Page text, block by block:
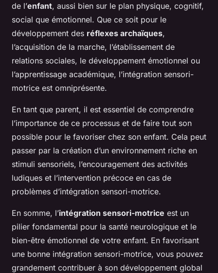
de l’enfant, aussi bien sur le plan physique, cognitif,
social que émotionnel. Que ce soit pour le
développement des réflexes archaïques,
l’acquisition de la marche, l’établissement de
relations sociales, le développement émotionnel ou
l’apprentissage académique, l’intégration sensori-
motrice est omniprésente.
En tant que parent, il est essentiel de comprendre
l’importance de ce processus et de faire tout son
possible pour le favoriser chez son enfant. Cela peut
passer par la création d’un environnement riche en
stimuli sensoriels, l’encouragement des activités
ludiques et l’intervention précoce en cas de
problèmes d’intégration sensori-motrice.
En somme, l’intégration sensori-motrice est un
pilier fondamental pour la santé neurologique et le
bien-être émotionnel de votre enfant. En favorisant
une bonne intégration sensori-motrice, vous pouvez
grandement contribuer à son développement global